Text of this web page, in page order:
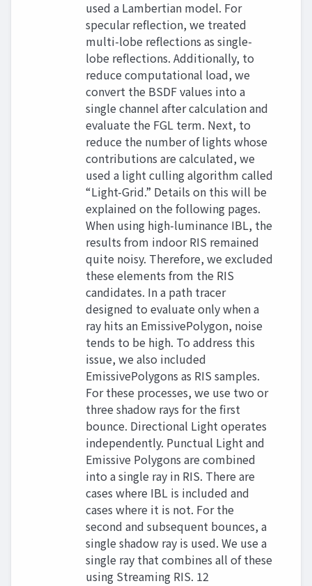
used a Lambertian model. For
specular reflection, we treated
multi-lobe reflections as single-
lobe reflections. Additionally, to
reduce computational load, we
convert the BSDF values into a
single channel after calculation and
evaluate the FGL term. Next, to
reduce the number of lights whose
contributions are calculated, we
used a light culling algorithm called
“Light-Grid.” Details on this will be
explained on the following pages.
When using high-luminance IBL, the
results from indoor RIS remained
quite noisy. Therefore, we excluded
these elements from the RIS
candidates. In a path tracer
designed to evaluate only when a
ray hits an EmissivePolygon, noise
tends to be high. To address this
issue, we also included
EmissivePolygons as RIS samples.
For these processes, we use two or
three shadow rays for the first
bounce. Directional Light operates
independently. Punctual Light and
Emissive Polygons are combined
into a single ray in RIS. There are
cases where IBL is included and
cases where it is not. For the
second and subsequent bounces, a
single shadow ray is used. We use a
single ray that combines all of these
using Streaming RIS. 12